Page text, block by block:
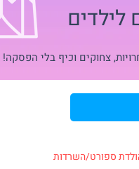
לילדים
ספורט/השרדות